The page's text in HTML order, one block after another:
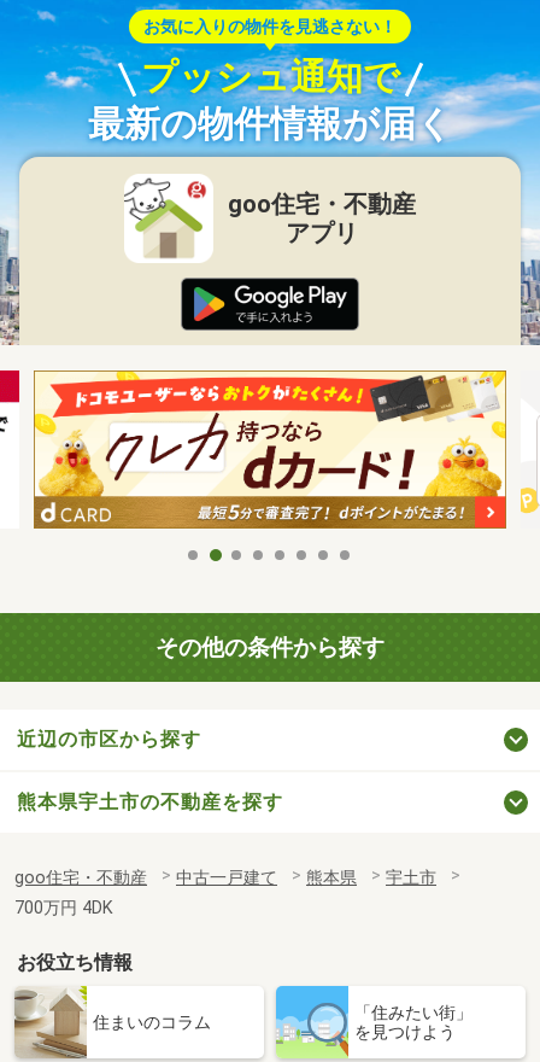
お気に入りの物件を見逃さない！
プッシュ通知で
最新の物件情報が届く
goo住宅・不動産
アプリ
その他の条件から探す
近辺の市区から探す
熊本県宇土市の不動産を探す
goo住宅・不動産 中古一戸建て 熊本県
宇土市
700万円 4DK
お役立ち情報
住まいのコラム
「住みたい街」
を見つけよう